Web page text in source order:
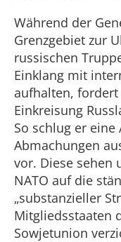
Während der
Grenzgebiet zur
russischen
Einklang mit
aufhalten,
Einkreisung
So schlug er
Abmachungen
vor. Diese sehen
NATO auf die
„substanzieller
Mitgliedsstaaten
Sowjetunion